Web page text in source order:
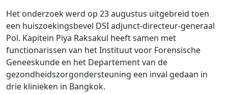
Het onderzoek werd op 23 augustus uitgebreid toen
een huiszoekingsbevel DSI adjunct-directeur-generaal
Pol. Kapitein Piya Raksakul heeft samen met
functionarissen van het Instituut voor Forensische
Geneeskunde en het Departement van de
gezondheidszorgondersteuning een inval gedaan in
drie klinieken in Bangkok.